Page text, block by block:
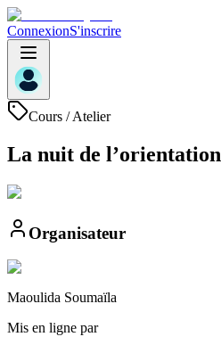
ConnexionS'inscrire
Cours / Atelier
La nuit de l’orientation
Organisateur
Maoulida Soumaïla
Mis en ligne par